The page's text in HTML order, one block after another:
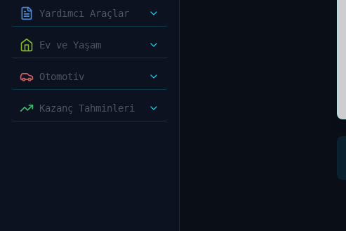
Yardımcı Araçlar
Ev ve Yaşam
Otomotiv
Kazanç Tahminleri